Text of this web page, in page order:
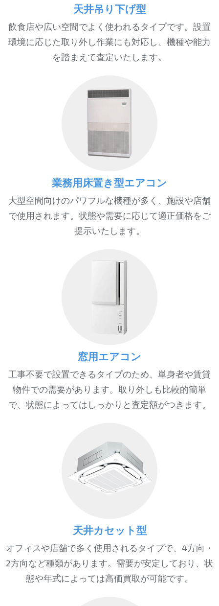
天井吊り下げ型
飲食店や広い空間でよく使われるタイプです。設置
環境に応じた取り外し作業にも対応し、機種や能力
を踏まえて査定いたします。
業務用床置き型エアコン
大型空間向けのパワフルな機種が多く、施設や店舗
で使用されます。状態や需要に応じて適正価格をご
提示いたします。
窓用エアコン
工事不要で設置できるタイプのため、単身者や賃貸
物件での需要があります。取り外しも比較的簡単
で、状態によってはしっかりと査定額がつきます。
天井カセット型
オフィスや店舗で多く使用されるタイプで、4方向・
2方向など種類があります。需要が安定しており、状
態や年式によっては高価買取が可能です。